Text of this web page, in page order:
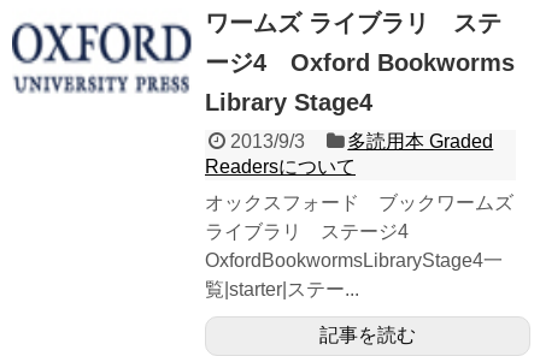
ワームズ ライブラリ ステ
ージ4 Oxford Bookworms
Library Stage4
2013/9/3
多読用本 Graded
Readersについて
オックスフォード ブックワームズ
ライブラリ ステージ4
OxfordBookwormsLibraryStage4一
覧|starter|ステー...
記事を読む